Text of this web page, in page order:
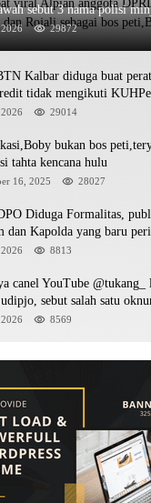
sebut 3 nama polisi
bos peti,Bahkan ada alat
29872
Kalbar diduga buat
tidak mengikuti
bentur dengan aturan
29014
bukan bos
tahta kencana hulu
16, 2025 28027
Diduga Formalitas,
dan Kapolda yang baru
Aph diduga lepaskan DPO
8813
canel YouTube
sebut salah satu
terlibat sebagai cukong
8569